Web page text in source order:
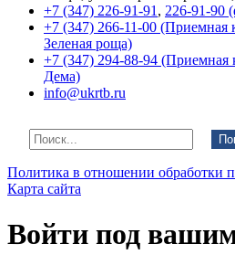
+7 (347) 226-91-91 , 226-91-90
+7 (347) 266-11-00 (Приемная
Зеленая роща)
+7 (347) 294-88-94 (Приемная
Дема)
info@ukrtb.ru
Политика в отношении обработки
Карта сайта
Войти под